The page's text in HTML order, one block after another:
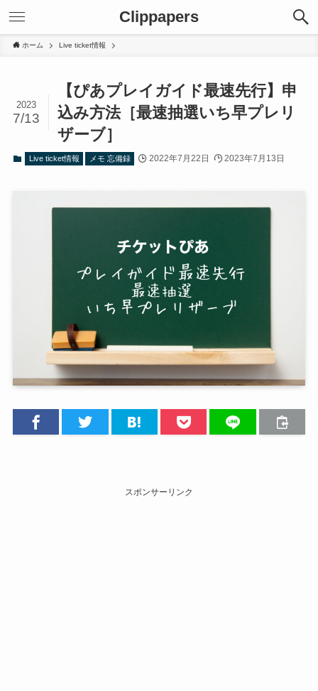
Clippapers
ホーム Live ticket情報
【ぴあプレイガイド最速先行】申
込み方法［最速抽選いち早プレリ
ザーブ］
2023
7/13
Live ticket情報 メモ 忘備録 2022年7月22日 2023年7月13日
スポンサーリンク